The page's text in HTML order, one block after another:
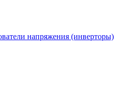
напряжения (инверторы)